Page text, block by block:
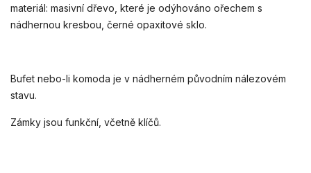
materiál: masivní dřevo, které je odýhováno ořechem s
nádhernou kresbou, černé opaxitové sklo.
Bufet nebo-li komoda je v nádherném původním nálezovém
stavu.
Zámky jsou funkční, včetně klíčů.